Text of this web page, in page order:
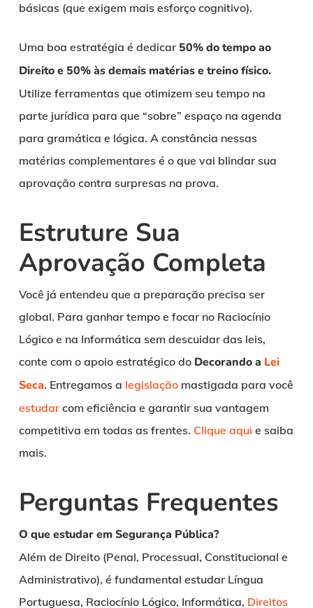
básicas (que exigem mais esforço cognitivo).
Uma boa estratégia é dedicar 50% do tempo ao
Direito e 50% às demais matérias e treino físico.
Utilize ferramentas que otimizem seu tempo na
parte jurídica para que “sobre” espaço na agenda
para gramática e lógica. A constância nessas
matérias complementares é o que vai blindar sua
aprovação contra surpresas na prova.
Estruture Sua
Aprovação Completa
Você já entendeu que a preparação precisa ser
global. Para ganhar tempo e focar no Raciocínio
Lógico e na Informática sem descuidar das leis,
conte com o apoio estratégico do Decorando a Lei
Seca. Entregamos a legislaçãomastigada para você
estudarcom eficiência e garantir sua vantagem
competitiva em todas as frentes. Clique aqui e saiba
mais.
Perguntas Frequentes
O que estudar em Segurança Pública?
Além de Direito (Penal, Processual, Constitucional e
Administrativo), é fundamental estudar Língua
Portuguesa, Raciocínio Lógico, Informática, Direitos